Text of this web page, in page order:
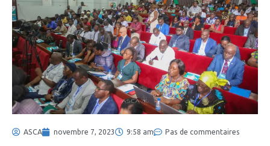
ASCA novembre 7, 2023 9:58 am Pas de commentaires